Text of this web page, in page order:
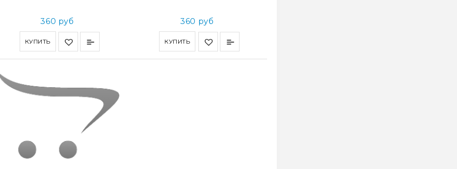
КУПИТЬ
360 руб
КУПИТЬ
360 руб